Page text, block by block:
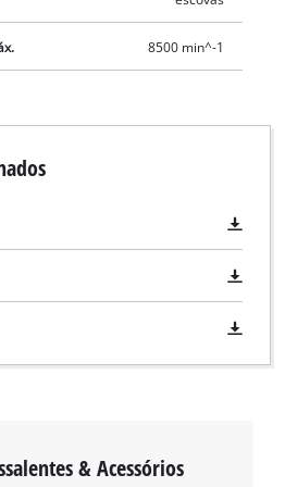
8500 min^-1
& Acessórios